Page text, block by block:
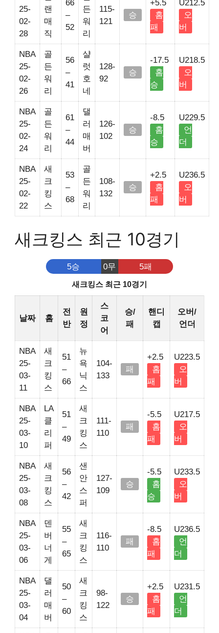
25-
02-
28
랜
매
직
66
–
52
든
워
리
115-
121
승
+5.5
홈
패
U212.5
오
버
NBA
25-
02-
26
골
든
워
리
56
–
41
샬
럿
호
네
128-
92
승
-17.5
홈
승
U218.5
오
버
NBA
25-
02-
24
골
든
워
리
61
–
44
댈
러
매
버
126-
102
승
-8.5
홈
승
U229.5
언
더
NBA
25-
02-
22
새
크
킹
스
53
–
68
골
든
워
리
108-
132
승
+2.5
홈
패
U236.5
오
버
새크킹스 최근 10경기
5승 0무 5패
새크킹스 최근 10경기
날짜 홈
전
반
원
정
스
코
어
승/
패
핸디
캡
오버/
언더
NBA
25-
03-
11
새
크
킹
스
51
–
66
뉴
욕
닉
스
104-
133
패
+2.5
홈
패
U223.5
오
버
NBA
25-
03-
10
LA
클
리
퍼
51
–
49
새
크
킹
스
111-
110
패
-5.5
홈
패
U217.5
오
버
NBA
25-
03-
08
새
크
킹
스
56
–
42
샌
안
스
퍼
127-
109
승
-5.5
홈
승
U233.5
오
버
NBA
25-
03-
06
덴
버
너
게
55
–
65
새
크
킹
스
116-
110
패
-8.5
홈
패
U236.5
언
더
NBA
25-
03-
04
댈
러
매
버
50
–
60
새
크
킹
스
98-
122
승
+2.5
홈
패
U231.5
언
더